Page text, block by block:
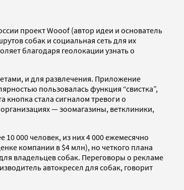
проект Wooof (автор идеи и основатель
собак и социальная сеть для их
благодаря геолокации узнать о
и для развлечения. Приложение
пользовалась функция “свистка”,
стала сигналом тревоги о
— зоомагазины, ветклиники,
000 человек, из них 4 000 ежемесячно
компании в $4 млн), но четкого плана
владельцев собак. Переговоры о рекламе
автокресел для собак, говорит